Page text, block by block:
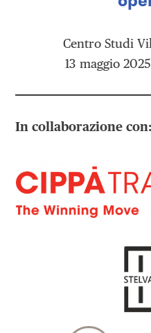
Centro Studi
13 maggio
In collaborazione con: